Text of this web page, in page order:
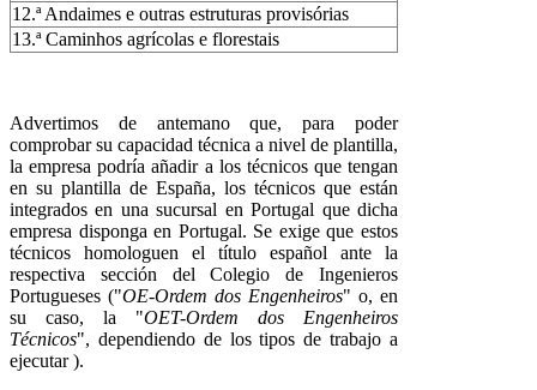
12.ª Andaimes e outras estruturas provisórias
13.ª Caminhos agrícolas e florestais
Advertimos de antemano que, para poder
comprobar su capacidad técnica a nivel de plantilla,
la empresa podría añadir a los técnicos que tengan
en su plantilla de España, los técnicos que están
integrados en una sucursal en Portugal que dicha
empresa disponga en Portugal. Se exige que estos
técnicos homologuen el título español ante la
respectiva sección del Colegio de Ingenieros
Portugueses ("OE-Ordem dos Engenheiros" o, en
su caso, la "OET-Ordem dos Engenheiros
Técnicos", dependiendo de los tipos de trabajo a
ejecutar ).